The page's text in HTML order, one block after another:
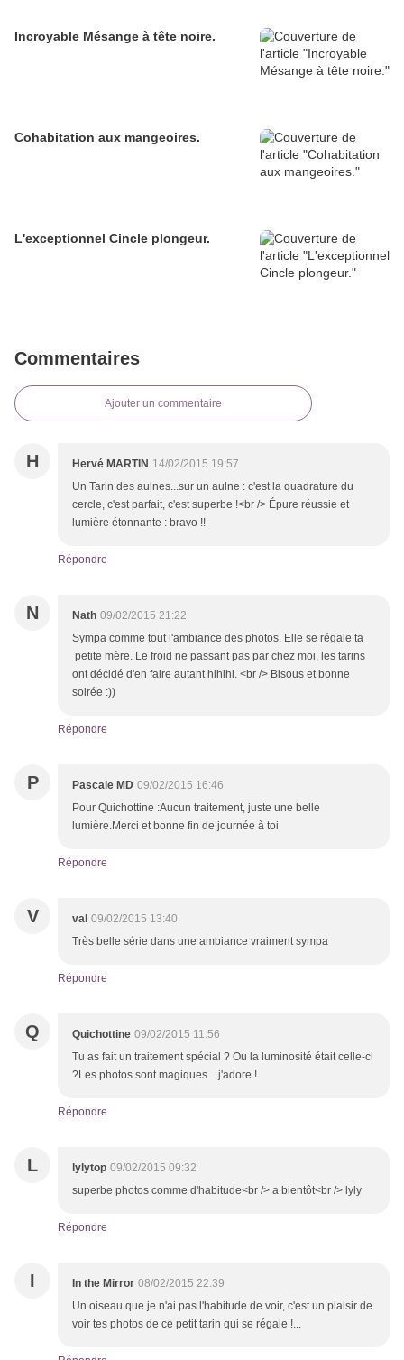
Incroyable Mésange à tête noire.
Cohabitation aux mangeoires.
L'exceptionnel Cincle plongeur.
Commentaires
Ajouter un commentaire
H Hervé MARTIN 14/02/2015 19:57
Un Tarin des aulnes...sur un aulne : c'est la quadrature du
cercle, c'est parfait, c'est superbe !<br /> Épure réussie et
lumière étonnante : bravo !!
Répondre
N Nath 09/02/2015 21:22
Sympa comme tout l'ambiance des photos. Elle se régale ta
petite mère. Le froid ne passant pas par chez moi, les tarins
ont décidé d'en faire autant hihihi. <br /> Bisous et bonne
soirée :))
Répondre
P Pascale MD 09/02/2015 16:46
Pour Quichottine :Aucun traitement, juste une belle
lumière.Merci et bonne fin de journée à toi
Répondre
V val 09/02/2015 13:40
Très belle série dans une ambiance vraiment sympa
Répondre
Q Quichottine 09/02/2015 11:56
Tu as fait un traitement spécial ? Ou la luminosité était celle-ci
?Les photos sont magiques... j'adore !
Répondre
L lylytop 09/02/2015 09:32
superbe photos comme d'habitude<br /> a bientôt<br /> lyly
Répondre
I In the Mirror 08/02/2015 22:39
Un oiseau que je n'ai pas l'habitude de voir, c'est un plaisir de
voir tes photos de ce petit tarin qui se régale !...